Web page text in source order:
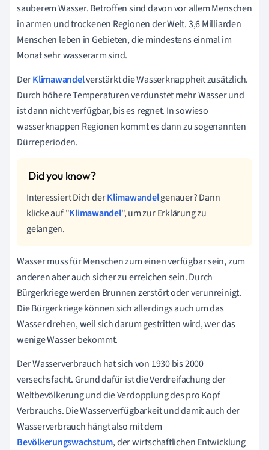
sauberem Wasser. Betroffen sind davon vor allem Menschen
in armen und trockenen Regionen der Welt. 3,6 Milliarden
Menschen leben in Gebieten, die mindestens einmal im
Monat sehr wasserarm sind.
DerKlimawandelverstärkt die Wasserknappheit zusätzlich.
Durch höhere Temperaturen verdunstet mehr Wasser und
ist dann nicht verfügbar, bis es regnet. In sowieso
wasserknappen Regionen kommt es dann zu sogenannten
Dürreperioden.
Interessiert Dich derKlimawandelgenauer? Dann
klicke auf "Klimawandel", um zur Erklärung zu
gelangen.
Wasser muss für Menschen zum einen verfügbar sein, zum
anderen aber auch sicher zu erreichen sein. Durch
Bürgerkriege werden Brunnen zerstört oder verunreinigt.
Die Bürgerkriege können sich allerdings auch um das
Wasser drehen, weil sich darum gestritten wird, wer das
wenige Wasser bekommt.
Der Wasserverbrauch hat sich von 1930 bis 2000
versechsfacht. Grund dafür ist die Verdreifachung der
Weltbevölkerung und die Verdopplung des pro Kopf
Verbrauchs. Die Wasserverfügbarkeit und damit auch der
Wasserverbrauch hängt also mit dem
Bevölkerungswachstum, der wirtschaftlichen Entwicklung